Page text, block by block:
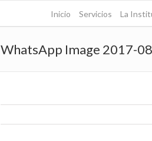
Inicio Servicios La
WhatsApp Image 2017-